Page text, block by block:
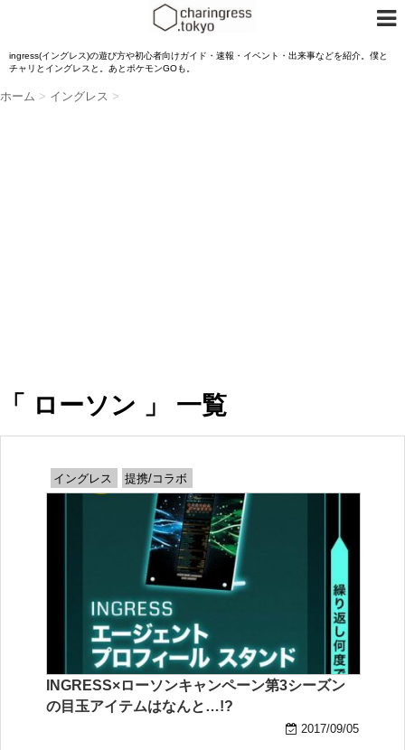
ingress(イングレス)の遊び方や初心者向けガイド・速報・イベント・出来事などを紹介。僕と
チャリとイングレスと。あとポケモンGOも。
ホーム > イングレス >
「 ローソン 」 一覧
イングレス 提携/コラボ
INGRESS×ローソンキャンペーン第3シーズン
の目玉アイテムはなんと…!?
2017/09/05